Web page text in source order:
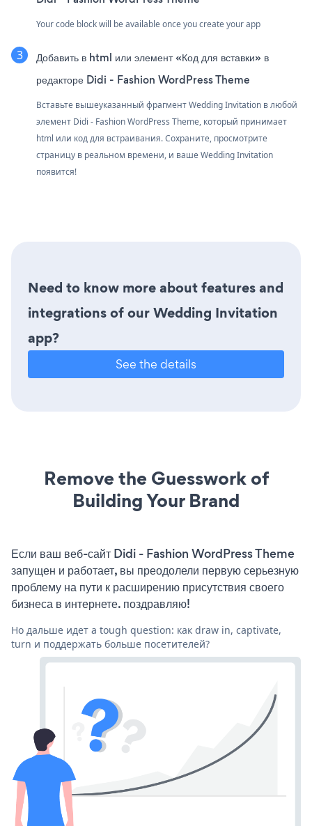
Your code block will be available once you create your app
Добавить в html или элемент «Код для вставки» в
редакторе Didi - Fashion WordPress Theme
Вставьте вышеуказанный фрагмент Wedding Invitation в любой
элемент Didi - Fashion WordPress Theme, который принимает
html или код для встраивания. Сохраните, просмотрите
страницу в реальном времени, и ваше Wedding Invitation
появится!
Need to know more about features and
integrations of our Wedding Invitation
app?
See the details
Remove the Guesswork of
Building Your Brand
Если ваш веб-сайт Didi - Fashion WordPress Theme
запущен и работает, вы преодолели первую серьезную
проблему на пути к расширению присутствия своего
бизнеса в интернете. поздравляю!
Но дальше идет a tough question: как draw in, captivate,
turn и поддержать больше посетителей?